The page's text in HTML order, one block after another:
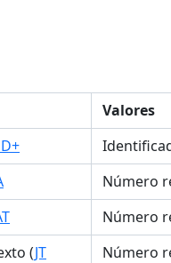
Valores
Número
Número
(JT Número